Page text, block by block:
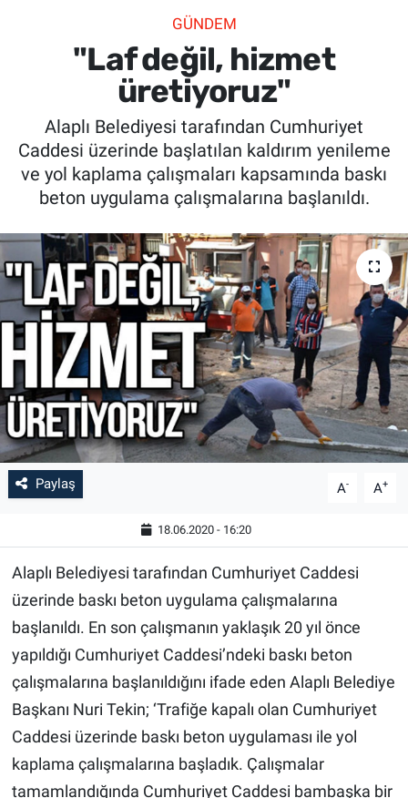
GÜNDEM
"Laf değil, hizmet
üretiyoruz"
Alaplı Belediyesi tarafından Cumhuriyet
Caddesi üzerinde başlatılan kaldırım yenileme
ve yol kaplama çalışmaları kapsamında baskı
beton uygulama çalışmalarına başlanıldı.
Paylaş A- A+
18.06.2020 - 16:20
Alaplı Belediyesi tarafından Cumhuriyet Caddesi
üzerinde baskı beton uygulama çalışmalarına
başlanıldı. En son çalışmanın yaklaşık 20 yıl önce
yapıldığı Cumhuriyet Caddesi’ndeki baskı beton
çalışmalarına başlanıldığını ifade eden Alaplı Belediye
Başkanı Nuri Tekin; ‘Trafiğe kapalı olan Cumhuriyet
Caddesi üzerinde baskı beton uygulaması ile yol
kaplama çalışmalarına başladık. Çalışmalar
tamamlandığında Cumhuriyet Caddesi bambaşka bir
SAĞLIK